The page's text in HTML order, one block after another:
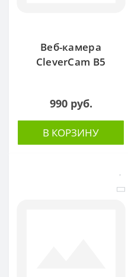
Веб-камера
CleverCam B5
990 руб.
В КОРЗИНУ